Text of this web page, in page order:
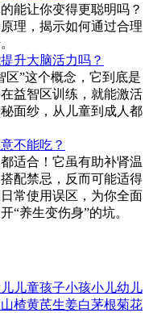
能让你变得更聪明吗？
理，揭示如何通过合理
升大脑活力吗？
区”这个概念，它到底是
益智区训练，就能激活
面纱，从儿童到成人都
不能吃？
适合！它虽有助补肾温
配禁忌，反而可能适得
常使用误区，为你全面
“养生变伤身”的坑。
儿童孩子小孩小儿幼儿
山楂黄芪生姜白茅根菊花